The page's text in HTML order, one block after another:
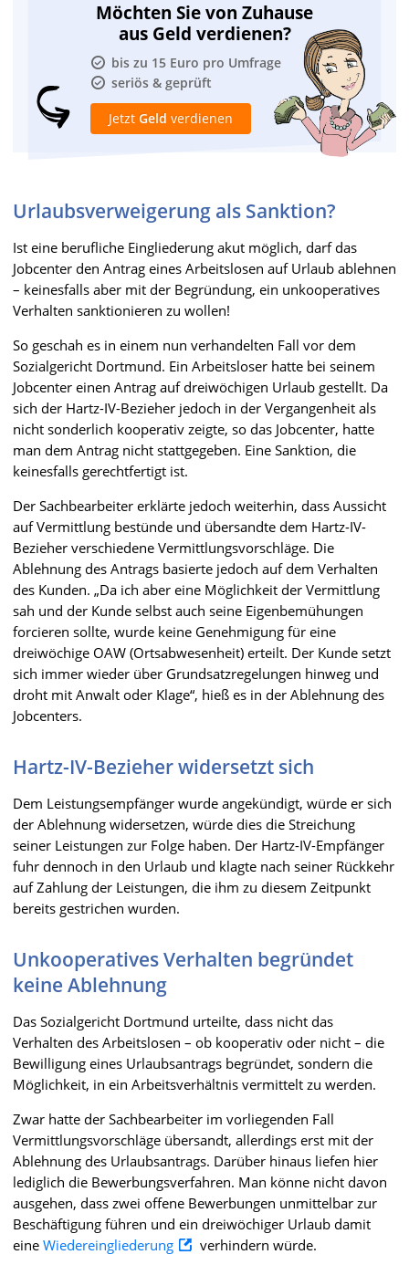
Möchten Sie von Zuhause
aus Geld verdienen?
bis zu 15 Euro pro Umfrage
seriös & geprüft
Jetzt Geld verdienen
Urlaubsverweigerung als Sanktion?
Ist eine berufliche Eingliederung akut möglich, darf das
Jobcenter den Antrag eines Arbeitslosen auf Urlaub ablehnen
– keinesfalls aber mit der Begründung, ein unkooperatives
Verhalten sanktionieren zu wollen!
So geschah es in einem nun verhandelten Fall vor dem
Sozialgericht Dortmund. Ein Arbeitsloser hatte bei seinem
Jobcenter einen Antrag auf dreiwöchigen Urlaub gestellt. Da
sich der Hartz-IV-Bezieher jedoch in der Vergangenheit als
nicht sonderlich kooperativ zeigte, so das Jobcenter, hatte
man dem Antrag nicht stattgegeben. Eine Sanktion, die
keinesfalls gerechtfertigt ist.
Der Sachbearbeiter erklärte jedoch weiterhin, dass Aussicht
auf Vermittlung bestünde und übersandte dem Hartz-IV-
Bezieher verschiedene Vermittlungsvorschläge. Die
Ablehnung des Antrags basierte jedoch auf dem Verhalten
des Kunden. „Da ich aber eine Möglichkeit der Vermittlung
sah und der Kunde selbst auch seine Eigenbemühungen
forcieren sollte, wurde keine Genehmigung für eine
dreiwöchige OAW (Ortsabwesenheit) erteilt. Der Kunde setzt
sich immer wieder über Grundsatzregelungen hinweg und
droht mit Anwalt oder Klage“, hieß es in der Ablehnung des
Jobcenters.
Hartz-IV-Bezieher widersetzt sich
Dem Leistungsempfänger wurde angekündigt, würde er sich
der Ablehnung widersetzen, würde dies die Streichung
seiner Leistungen zur Folge haben. Der Hartz-IV-Empfänger
fuhr dennoch in den Urlaub und klagte nach seiner Rückkehr
auf Zahlung der Leistungen, die ihm zu diesem Zeitpunkt
bereits gestrichen wurden.
Unkooperatives Verhalten begründet
keine Ablehnung
Das Sozialgericht Dortmund urteilte, dass nicht das
Verhalten des Arbeitslosen – ob kooperativ oder nicht – die
Bewilligung eines Urlaubsantrags begründet, sondern die
Möglichkeit, in ein Arbeitsverhältnis vermittelt zu werden.
Zwar hatte der Sachbearbeiter im vorliegenden Fall
Vermittlungsvorschläge übersandt, allerdings erst mit der
Ablehnung des Urlaubsantrags. Darüber hinaus liefen hier
lediglich die Bewerbungsverfahren. Man könne nicht davon
ausgehen, dass zwei offene Bewerbungen unmittelbar zur
Beschäftigung führen und ein dreiwöchiger Urlaub damit
eine Wiedereingliederung verhindern würde.